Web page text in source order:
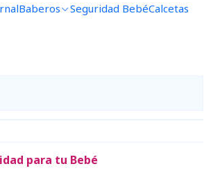
Baberos Seguridad BebéCalcetas
para tu Bebé